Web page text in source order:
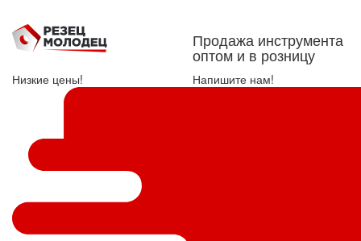
Продажа инструмента
оптом и в розницу
Низкие цены! Напишите нам!